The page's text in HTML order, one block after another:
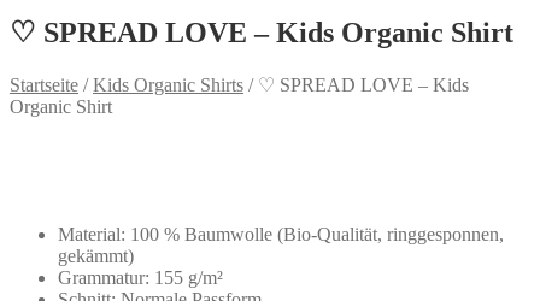
♡ SPREAD LOVE – Kids Organic Shirt
Startseite /Kids Organic Shirts / ♡ SPREAD LOVE – Kids
Organic Shirt
Material: 100 % Baumwolle (Bio-Qualität, ringgesponnen,
gekämmt)
Grammatur: 155 g/m²